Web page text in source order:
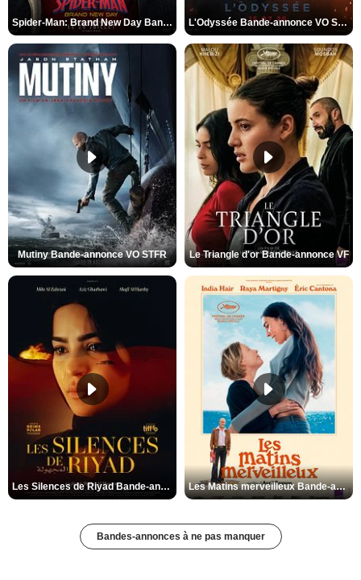
Spider-Man: Brand New Day Bande-annonce VO STFR L'Odyssée Bande-annonce VO STFR
Mutiny Bande-annonce VO STFR Le Triangle d'or Bande-annonce VF
Les Silences de Riyad Bande-annonce VO STFR Les Matins merveilleux Bande-annonce VF
Bandes-annonces à ne pas manquer